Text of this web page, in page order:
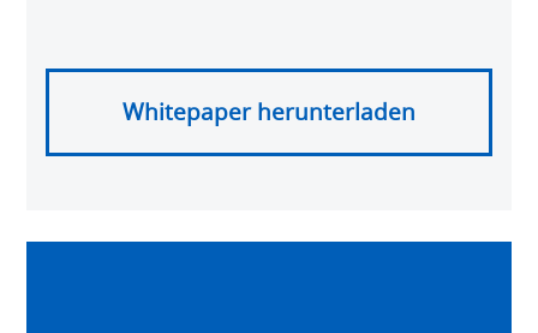
Whitepaper herunterladen